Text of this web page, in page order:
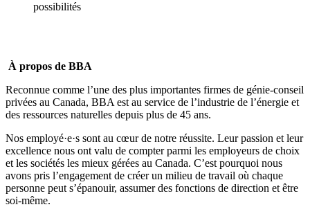
possibilités
À propos de BBA
Reconnue comme l’une des plus importantes firmes de génie-conseil
privées au Canada, BBA est au service de l’industrie de l’énergie et
des ressources naturelles depuis plus de 45 ans.
Nos employé·e·s sont au cœur de notre réussite. Leur passion et leur
excellence nous ont valu de compter parmi les employeurs de choix
et les sociétés les mieux gérées au Canada. C’est pourquoi nous
avons pris l’engagement de créer un milieu de travail où chaque
personne peut s’épanouir, assumer des fonctions de direction et être
soi-même.